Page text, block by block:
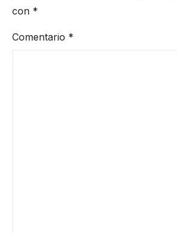
con *
Comentario *